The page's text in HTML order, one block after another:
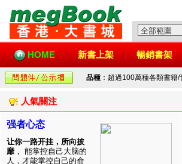
HOME 新書上架 暢銷書架
品種 ：超過100萬種各類書
人氣關注
强者心态
让你一路开挂，所向披
靡 ， 能掌控自己大脑的
人，才能掌控自己的命